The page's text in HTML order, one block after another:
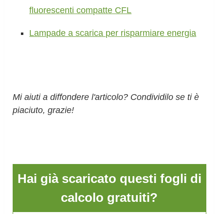
fluorescenti compatte CFL
Lampade a scarica per risparmiare energia
Mi aiuti a diffondere l'articolo? Condividilo se ti è
piaciuto, grazie!
Hai già scaricato questi fogli di
calcolo gratuiti?